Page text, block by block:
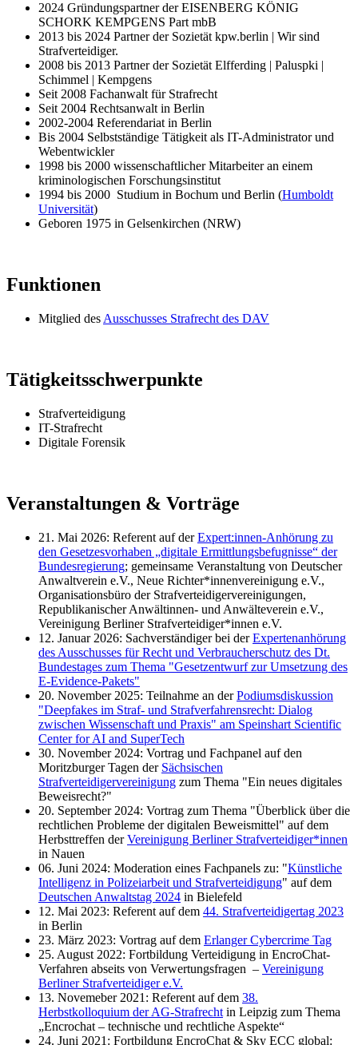
2024 Gründungspartner der EISENBERG KÖNIG
SCHORK KEMPGENS Part mbB
2013 bis 2024 Partner der Sozietät kpw.berlin | Wir sind
Strafverteidiger.
2008 bis 2013 Partner der Sozietät Elfferding | Paluspki |
Schimmel | Kempgens
Seit 2008 Fachanwalt für Strafrecht
Seit 2004 Rechtsanwalt in Berlin
2002-2004 Referendariat in Berlin
Bis 2004 Selbstständige Tätigkeit als IT-Administrator und
Webentwickler
1998 bis 2000 wissenschaftlicher Mitarbeiter an einem
kriminologischen Forschungsinstitut
1994 bis 2000 Studium in Bochum und Berlin (Humboldt
Universität)
Geboren 1975 in Gelsenkirchen (NRW)
Funktionen
Mitglied des Ausschusses Strafrecht des DAV
Tätigkeitsschwerpunkte
Strafverteidigung
IT-Strafrecht
Digitale Forensik
Veranstaltungen & Vorträge
21. Mai 2026: Referent auf derExpert:innen-Anhörung zu
den Gesetzesvorhaben „digitale Ermittlungsbefugnisse“ der
Bundesregierung; gemeinsame Veranstaltung von Deutscher
Anwaltverein e.V., Neue Richter*innenvereinigung e.V.,
Organisationsbüro der Strafverteidigervereinigungen,
Republikanischer Anwältinnen- und Anwälteverein e.V.,
Vereinigung Berliner Strafverteidiger*innen e.V.
12. Januar 2026: Sachverständiger bei derExpertenanhörung
des Ausschusses für Recht und Verbraucherschutz des Dt.
Bundestages zum Thema "Gesetzentwurf zur Umsetzung des
E-Evidence-Pakets"
20. November 2025: Teilnahme an derPodiumsdiskussion
"Deepfakes im Straf- und Strafverfahrensrecht: Dialog
zwischen Wissenschaft und Praxis" am Speinshart Scientific
Center for AI and SuperTech
30. November 2024: Vortrag und Fachpanel auf den
Moritzburger Tagen der Sächsischen
Strafverteidigervereinigung zum Thema "Ein neues digitales
Beweisrecht?"
20. September 2024: Vortrag zum Thema "Überblick über die
rechtlichen Probleme der digitalen Beweismittel" auf dem
Herbsttreffen derVereinigung Berliner Strafverteidiger*innen
in Nauen
06. Juni 2024: Moderation eines Fachpanels zu: "Künstliche
Intelligenz in Polizeiarbeit und Strafverteidigung" auf dem
Deutschen Anwaltstag 2024 in Bielefeld
12. Mai 2023: Referent auf dem 44. Strafverteidigertag 2023
in Berlin
23. März 2023: Vortrag auf dem Erlanger Cybercrime Tag
25. August 2022: Fortbildung Verteidigung in EncroChat-
Verfahren abseits von Verwertungsfragen – Vereinigung
Berliner Strafverteidiger e.V.
13. Novemeber 2021: Referent auf dem 38.
Herbstkolloquium der AG-Strafrecht in Leipzig zum Thema
„Encrochat – technische und rechtliche Aspekte“
24. Juni 2021: Fortbildung EncroChat & Sky ECC global: